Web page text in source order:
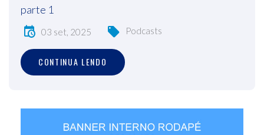
parte 1
03 set, 2025 Podcasts
CONTINUA LENDO